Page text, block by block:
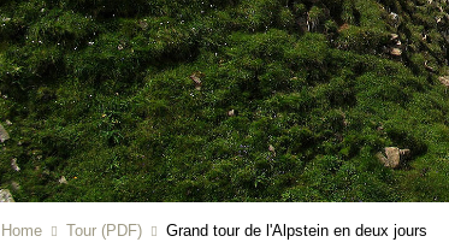
Home Tour (PDF) Grand tour de l'Alpstein en deux jours